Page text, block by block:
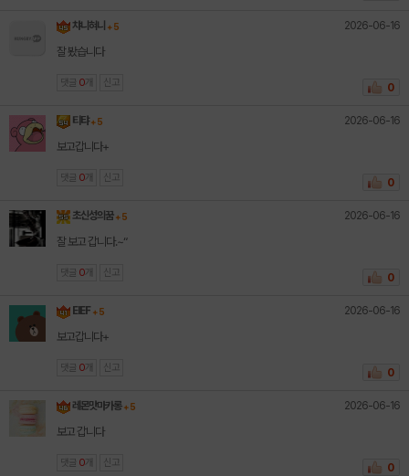
챠니혀니 + 5 2026-06-16
잘 봤습니다
댓글 0 개 신고 0
티탸 + 5 2026-06-16
보고갑니다+
댓글 0 개 신고 0
초신성의꿈 + 5 2026-06-16
잘 보고 갑니다.~“
댓글 0 개 신고 0
EIEF + 5 2026-06-16
보고갑니다+
댓글 0 개 신고 0
레몬맛마카롱 + 5 2026-06-16
보고 갑니다
댓글 0 개 신고 0